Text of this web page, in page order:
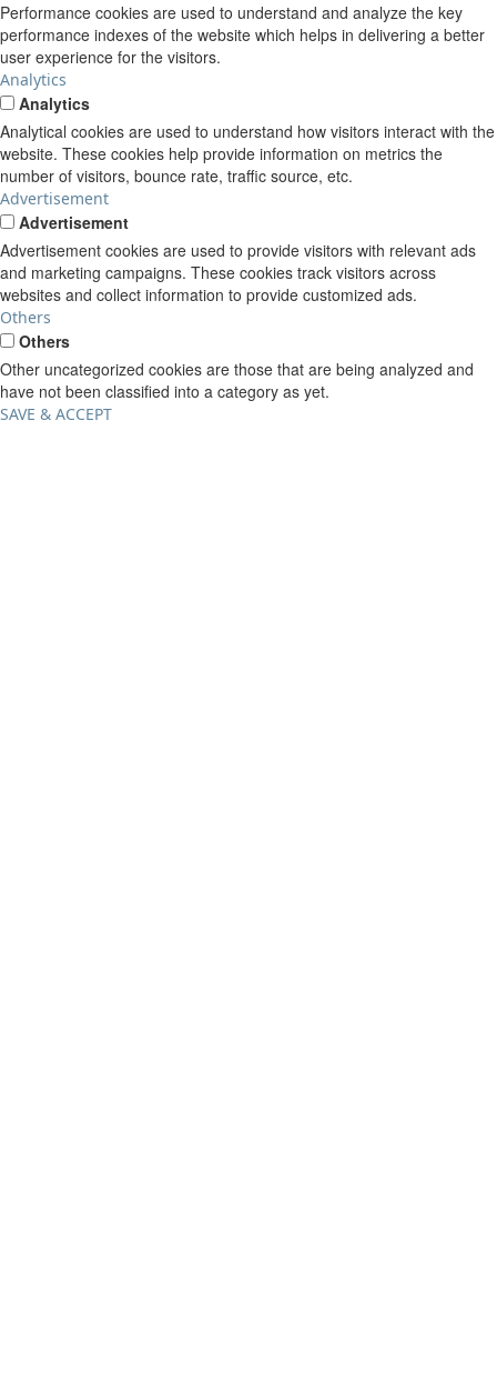
Performance cookies are used to understand and analyze the key
performance indexes of the website which helps in delivering a better
user experience for the visitors.
Analytics
Analytics
Analytical cookies are used to understand how visitors interact with the
website. These cookies help provide information on metrics the
number of visitors, bounce rate, traffic source, etc.
Advertisement
Advertisement
Advertisement cookies are used to provide visitors with relevant ads
and marketing campaigns. These cookies track visitors across
websites and collect information to provide customized ads.
Others
Others
Other uncategorized cookies are those that are being analyzed and
have not been classified into a category as yet.
SAVE & ACCEPT